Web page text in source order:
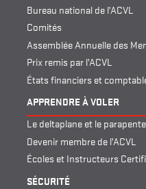
Bureau national de l’ACVL
Comités
Assemblée Annuelle des
Prix remis par l’ACVL
États financiers et
APPRENDRE À VOLER
Le deltaplane et le
Devenir membre de l’ACVL
Écoles et Instructeurs
SÉCURITÉ